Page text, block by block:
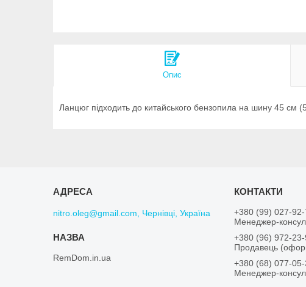
Опис
Ланцюг підходить до китайського бензопила на шину 45 см
nitro.oleg@gmail.com, Чернівці, Україна
RemDom.in.ua
+380 (99) 027-92-
Менеджер-
+380 (96) 972-23-
Продавець
+380 (68) 077-05-
Менеджер-